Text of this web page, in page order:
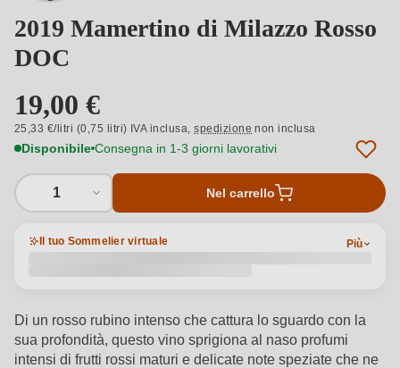
2019 Mamertino di Milazzo Rosso
DOC
19,00 €
25,33 €/litri (0,75 litri) IVA inclusa,spedizione non inclusa
Disponibile Consegna in 1-3 giorni lavorativi
1 Nel carrello
Il tuo Sommelier virtuale Più
Di un rosso rubino intenso che cattura lo sguardo con la
sua profondità, questo vino sprigiona al naso profumi
intensi di frutti rossi maturi e delicate note speziate che ne